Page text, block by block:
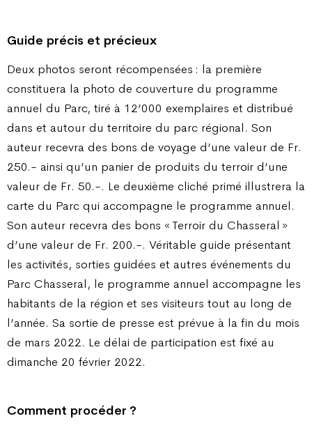
Guide précis et précieux
Deux photos seront récompensées : la première
constituera la photo de couverture du programme
annuel du Parc, tiré à 12’000 exemplaires et distribué
dans et autour du territoire du parc régional. Son
auteur recevra des bons de voyage d’une valeur de Fr.
250.- ainsi qu’un panier de produits du terroir d’une
valeur de Fr. 50.-. Le deuxième cliché primé illustrera la
carte du Parc qui accompagne le programme annuel.
Son auteur recevra des bons « Terroir du Chasseral »
d’une valeur de Fr. 200.-. Véritable guide présentant
les activités, sorties guidées et autres événements du
Parc Chasseral, le programme annuel accompagne les
habitants de la région et ses visiteurs tout au long de
l’année. Sa sortie de presse est prévue à la fin du mois
de mars 2022. Le délai de participation est fixé au
dimanche 20 février 2022.
Comment procéder ?